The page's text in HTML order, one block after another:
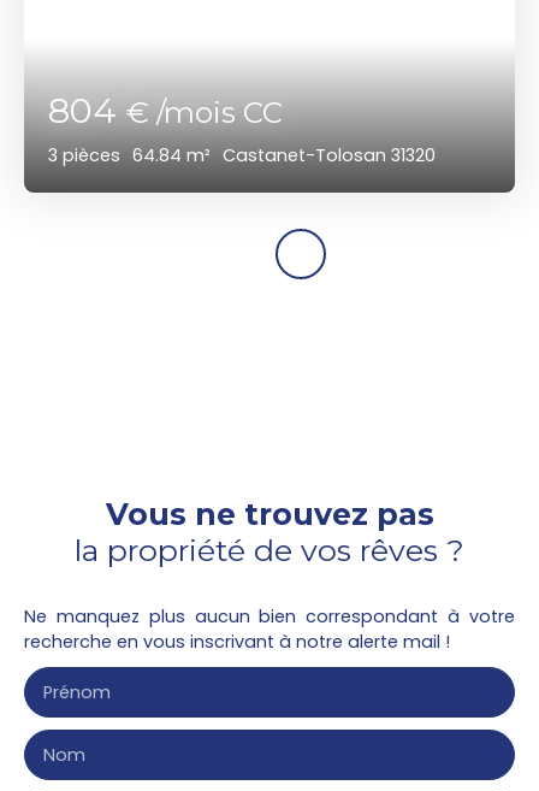
804€ /mois CC
3 pièces 64.84 m² Castanet-Tolosan 31320
Vous ne trouvez pas
la propriété de vos rêves ?
Ne manquez plus aucun bien correspondant à votre
recherche en vous inscrivant à notre alerte mail !
Prénom
Nom